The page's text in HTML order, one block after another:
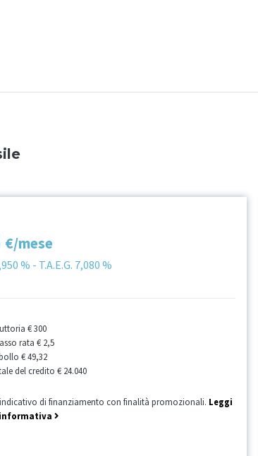
€/mese
% - T.A.E.G. 7,080 %
€ 300
rata € 2,5
€ 49,32
del credito € 24.040
di finanziamento con finalità promozionali. Leggi